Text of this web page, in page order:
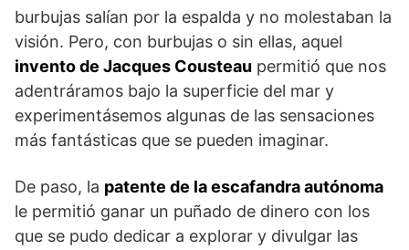
burbujas salían por la espalda y no molestaban la
visión. Pero, con burbujas o sin ellas, aquel
invento de Jacques Cousteau permitió que nos
adentráramos bajo la superficie del mar y
experimentásemos algunas de las sensaciones
más fantásticas que se pueden imaginar.
De paso, la patente de la escafandra autónoma
le permitió ganar un puñado de dinero con los
que se pudo dedicar a explorar y divulgar las